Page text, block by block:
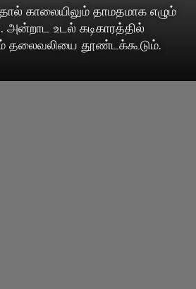
காலையிலும் தாமதமாக எழும்
அன்றாட உடல் கடிகாரத்தில்
தலைவலியை தூண்டக்கூடும்.